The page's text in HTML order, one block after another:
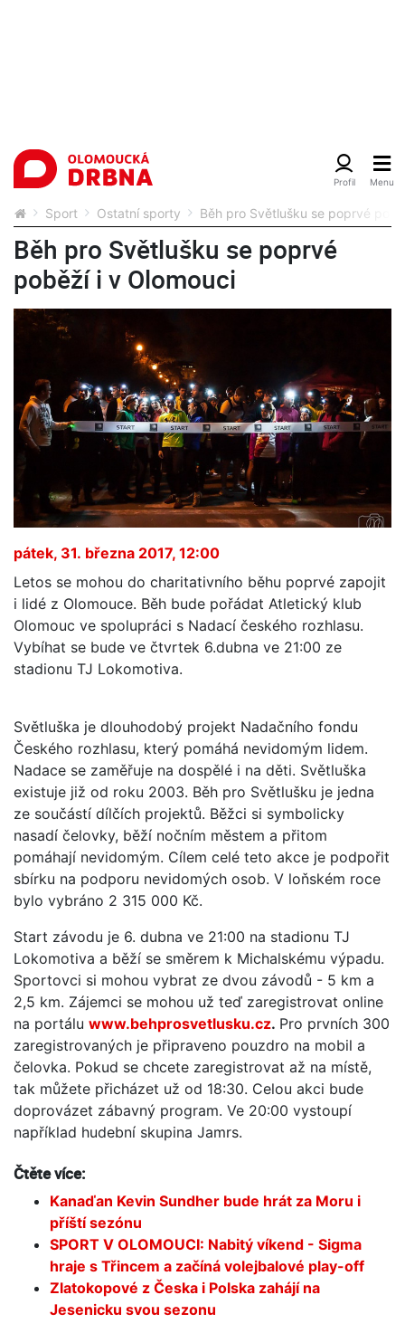
Sport Ostatní sporty Běh pro Světlušku se poprvé
Běh pro Světlušku se poprvé
poběží i v Olomouci
pátek, 31. března 2017, 12:00
Letos se mohou do charitativního běhu poprvé zapojit
i lidé z Olomouce. Běh bude pořádat Atletický klub
Olomouc ve spolupráci s Nadací českého rozhlasu.
Vybíhat se bude ve čtvrtek 6.dubna ve 21:00 ze
stadionu TJ Lokomotiva.
Světluška je dlouhodobý projekt Nadačního fondu
Českého rozhlasu, který pomáhá nevidomým lidem.
Nadace se zaměřuje na dospělé i na děti. Světluška
existuje již od roku 2003. Běh pro Světlušku je jedna
ze součástí dílčích projektů. Běžci si symbolicky
nasadí čelovky, běží nočním městem a přitom
pomáhají nevidomým. Cílem celé teto akce je podpořit
sbírku na podporu nevidomých osob. V loňském roce
bylo vybráno 2 315 000 Kč.
Start závodu je 6. dubna ve 21:00 na stadionu TJ
Lokomotiva a běží se směrem k Michalskému výpadu.
Sportovci si mohou vybrat ze dvou závodů - 5 km a
2,5 km. Zájemci se mohou už teď zaregistrovat online
na portálu www.behprosvetlusku.cz. Pro prvních 300
zaregistrovaných je připraveno pouzdro na mobil a
čelovka. Pokud se chcete zaregistrovat až na místě,
tak můžete přicházet už od 18:30. Celou akci bude
doprovázet zábavný program. Ve 20:00 vystoupí
například hudební skupina Jamrs.
Čtěte více:
Kanaďan Kevin Sundher bude hrát za Moru i
příští sezónu
SPORT V OLOMOUCI: Nabitý víkend - Sigma
hraje s Třincem a začíná volejbalové play-off
Zlatokopové z Česka i Polska zahájí na
Jesenicku svou sezonu